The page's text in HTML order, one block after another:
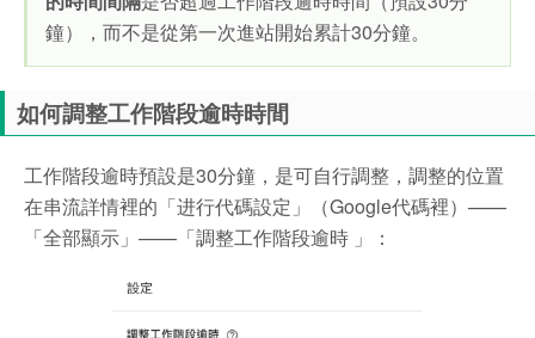
鐘），而不是從第一次進站開始累計30分鐘。
如何調整工作階段逾時時間
工作階段逾時預設是30分鐘，是可自行調整，調整的位置
在串流詳情裡的「进行代碼設定」（Google代碼裡）——
「全部顯示」——「調整工作階段逾時 」：